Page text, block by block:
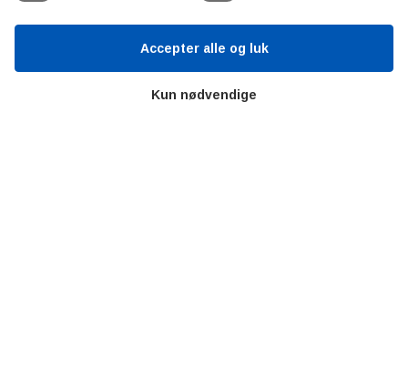
Kun nødvendige
Accepter alle og luk